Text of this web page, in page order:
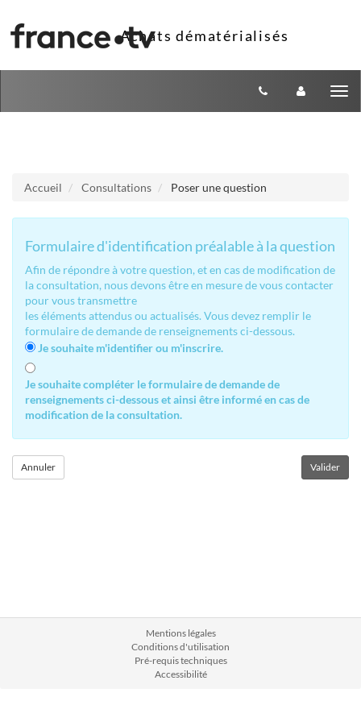
Accueil Consultations Poser une question
Formulaire d'identification préalable à la question
Afin de répondre à votre question, et en cas de modification de
la consultation, nous devons être en mesure de vous contacter
pour vous transmettre
les éléments attendus ou actualisés. Vous devez remplir le
formulaire de demande de renseignements ci-dessous.
Je souhaite m'identifier ou m'inscrire.
Je souhaite compléter le formulaire de demande de
renseignements ci-dessous et ainsi être informé en cas de
modification de la consultation.
Mentions légales
Conditions d'utilisation
Pré-requis techniques
Accessibilité